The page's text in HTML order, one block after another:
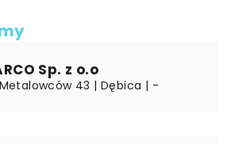
Sp. z o.o
43 | Dębica | -